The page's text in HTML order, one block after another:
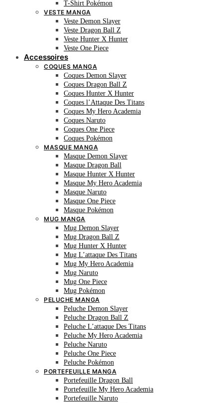
T-Shirt Pokémon
VESTE MANGA
Veste Demon Slayer
Veste Dragon Ball Z
Veste Hunter X Hunter
Veste One Piece
Accessoires
COQUES MANGA
Coques Demon Slayer
Coques Dragon Ball Z
Coques Hunter X Hunter
Coques l’Attaque Des Titans
Coques My Hero Academia
Coques Naruto
Coques One Piece
Coques Pokémon
MASQUE MANGA
Masque Demon Slayer
Masque Dragon Ball
Masque Hunter X Hunter
Masque My Hero Academia
Masque Naruto
Masque One Piece
Masque Pokémon
MUG MANGA
Mug Demon Slayer
Mug Dragon Ball Z
Mug Hunter X Hunter
Mug L’attaque Des Titans
Mug My Hero Academia
Mug Naruto
Mug One Piece
Mug Pokémon
PELUCHE MANGA
Peluche Demon Slayer
Peluche Dragon Ball Z
Peluche L’attaque Des Titans
Peluche My Hero Academia
Peluche Naruto
Peluche One Piece
Peluche Pokémon
PORTEFEUILLE MANGA
Portefeuille Dragon Ball
Portefeuille My Hero Academia
Portefeuille Naruto